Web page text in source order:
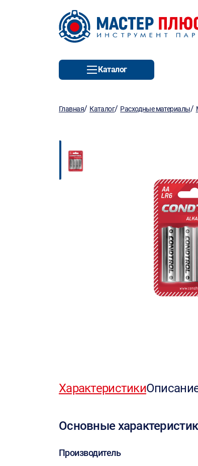
Каталог
Главная/ Каталог/ Расходные материалы/
Характеристики
Основные
Производитель